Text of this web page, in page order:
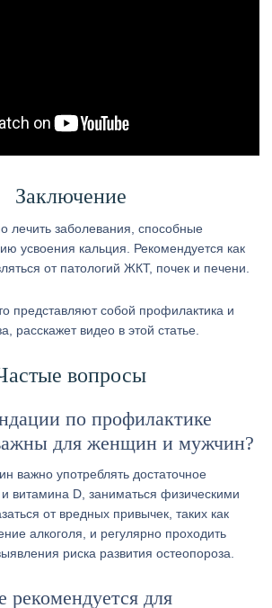
Заключение
лечить заболевания, способные
усвоения кальция. Рекомендуется как
от патологий ЖКТ, почек и печени.
представляют собой профилактика и
расскажет видео в этой статье.
вопросы
по профилактике
для женщин и мужчин?
важно употреблять достаточное
и витамина D, заниматься физическими
от вредных привычек, таких как
алкоголя, и регулярно проходить
риска развития остеопороза.
рекомендуется для